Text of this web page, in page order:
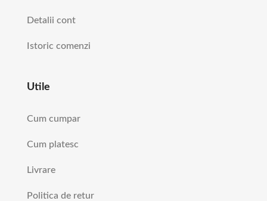
Detalii cont
Istoric comenzi
Utile
Cum cumpar
Cum platesc
Livrare
Politica de retur